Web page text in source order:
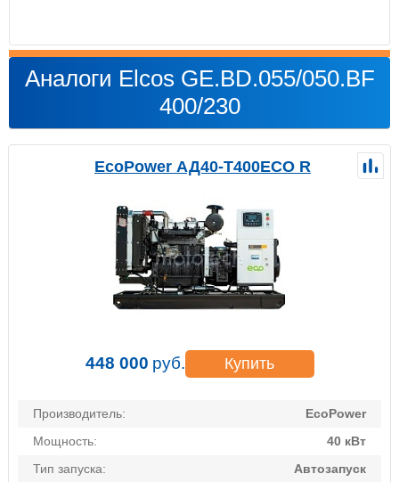
Аналоги Elcos GE.BD.055/050.BF
400/230
EcoPower АД40-T400ECO R
448 000 руб. Купить
Производитель:
EcoPower
Мощность:
40 кВт
Тип запуска:
Автозапуск